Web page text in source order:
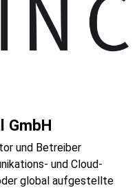
GmbH
und Betreiber
und Cloud-
global aufgestellte